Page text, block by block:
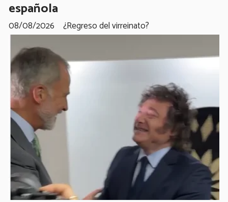
española
¿Regreso del virreinato?
08/08/2026